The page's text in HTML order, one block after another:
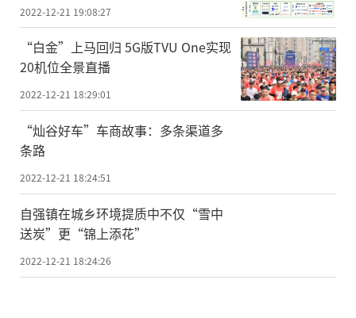
2022-12-21 19:08:27
“白金”上马回归 5G版TVU One实现
20机位全景直播
2022-12-21 18:29:01
“灿谷好车”车商故事：多条渠道多
条路
2022-12-21 18:24:51
自强镇在城乡环境提质中不仅“雪中
送炭”更“锦上添花”
2022-12-21 18:24:26